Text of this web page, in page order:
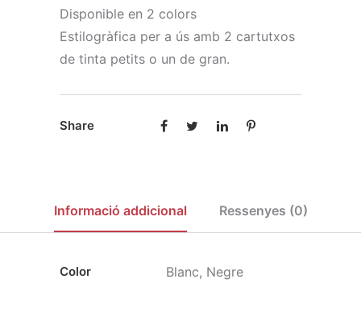
Disponible en 2 colors
Estilogràfica per a ús amb 2 cartutxos
de tinta petits o un de gran.
Share
Informació addicional Ressenyes (0)
Color Blanc, Negre